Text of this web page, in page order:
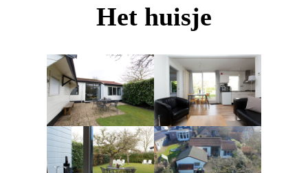
Het huisje